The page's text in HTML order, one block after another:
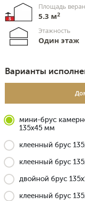
Площадь
5.3 м2
Этажность
Один этаж
Варианты
мини-брус
135x45 мм
клеенный брус
клеенный брус
двойной брус
клеенный брус